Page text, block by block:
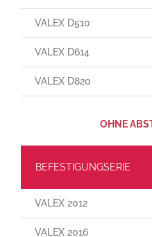
VALEX D510
VALEX D614
VALEX D820
OHNE
BEFESTIGUNGSERIE
VALEX 2012
VALEX 2016